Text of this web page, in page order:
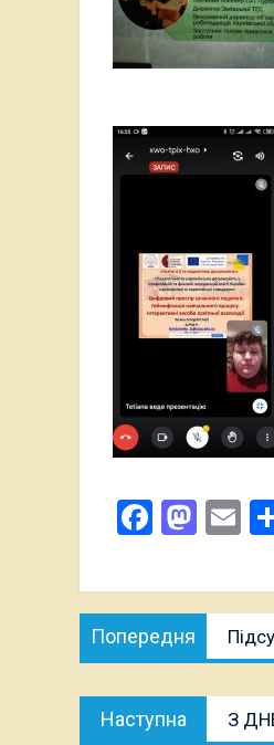
Навігація
записів
Попередня
Наступна З